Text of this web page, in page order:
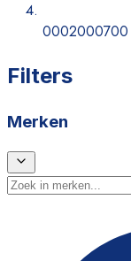
0002000700
Filters
Merken